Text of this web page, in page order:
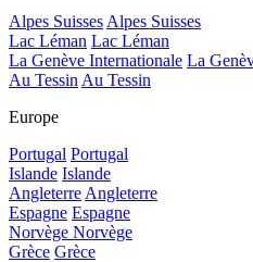
Alpes Suisses Alpes Suisses
Lac Léman Lac Léman
La Genève Internationale La
Au Tessin Au Tessin
Europe
Portugal Portugal
Islande Islande
Angleterre Angleterre
Espagne Espagne
Norvège Norvège
Grèce Grèce